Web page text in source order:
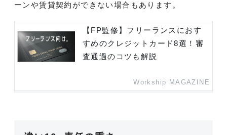
ーンや賃貸契約ができない場合もあります。
【FP監修】フリーランスにおす
すめのクレジットカード8選！審
査通過のコツも解説
Workship MAGAZINE